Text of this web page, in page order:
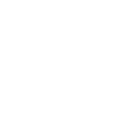
or use the buttons to increase or decrease the